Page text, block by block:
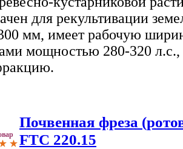
для рекультивации
мм, имеет рабочую
мощностью 280-320 л.с.,
Почвенная фреза
FTC 220.15